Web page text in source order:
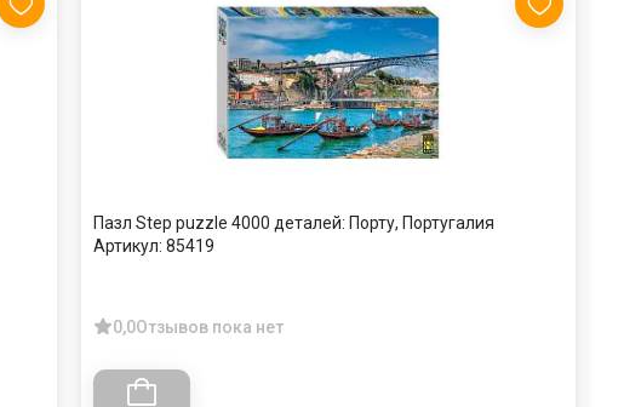
Пазл Step puzzle 4000 деталей: Порту, Португалия
Артикул: 85419
0,0Отзывов пока нет